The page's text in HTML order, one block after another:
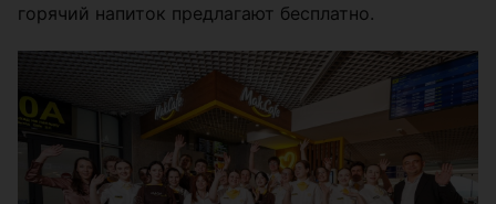
горячий напиток предлагают бесплатно.